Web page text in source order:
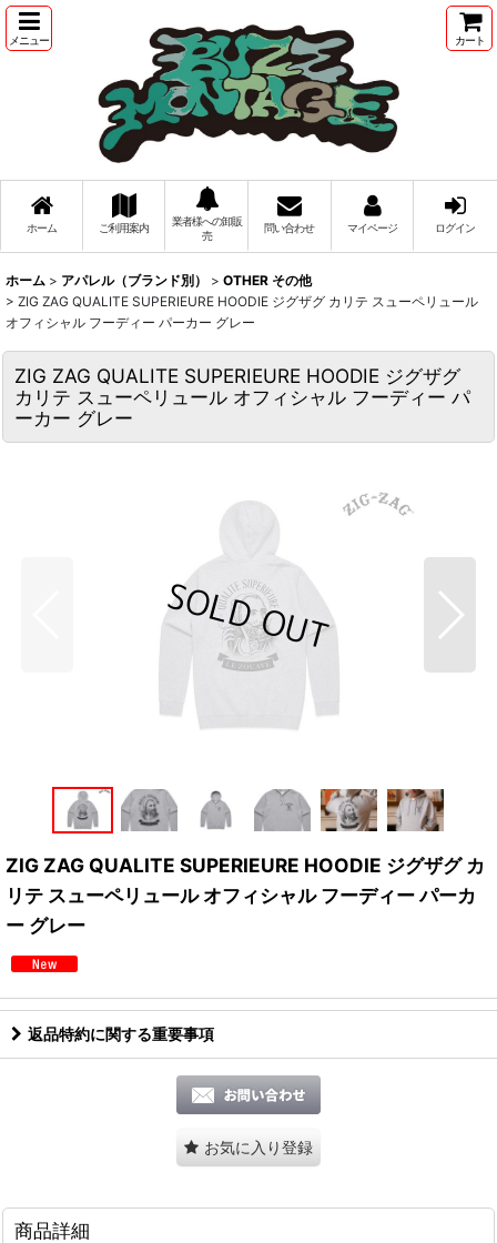
メニュー カート
ホーム ご利用案内
業者様への卸販
売
問い合わせ マイページ ログイン
ホーム > アパレル（ブランド別） > OTHER その他
> ZIG ZAG QUALITE SUPERIEURE HOODIE ジグザグ カリテ スューペリュール
オフィシャル フーディー パーカー グレー
ZIG ZAG QUALITE SUPERIEURE HOODIE ジグザグ
カリテ スューペリュール オフィシャル フーディー パ
ーカー グレー
ZIG ZAG QUALITE SUPERIEURE HOODIE ジグザグ カ
リテ スューペリュール オフィシャル フーディー パーカ
ー グレー
返品特約に関する重要事項
お気に入り登録
商品詳細